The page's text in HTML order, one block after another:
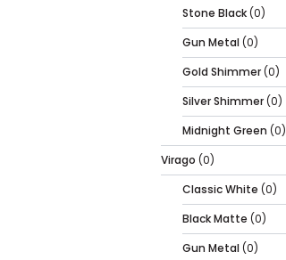
Stone Black (0)
Gun Metal (0)
Gold Shimmer (0)
Silver Shimmer (0)
Midnight Green (0)
Virago (0)
Classic White (0)
Black Matte (0)
Gun Metal (0)